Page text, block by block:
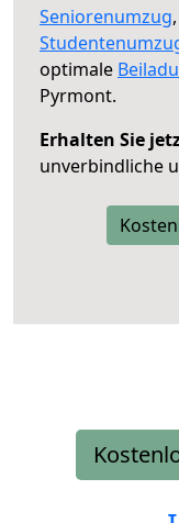
Seniorenumzug,
optimale
Pyrmont.
Erhalten Sie
unverbindliche